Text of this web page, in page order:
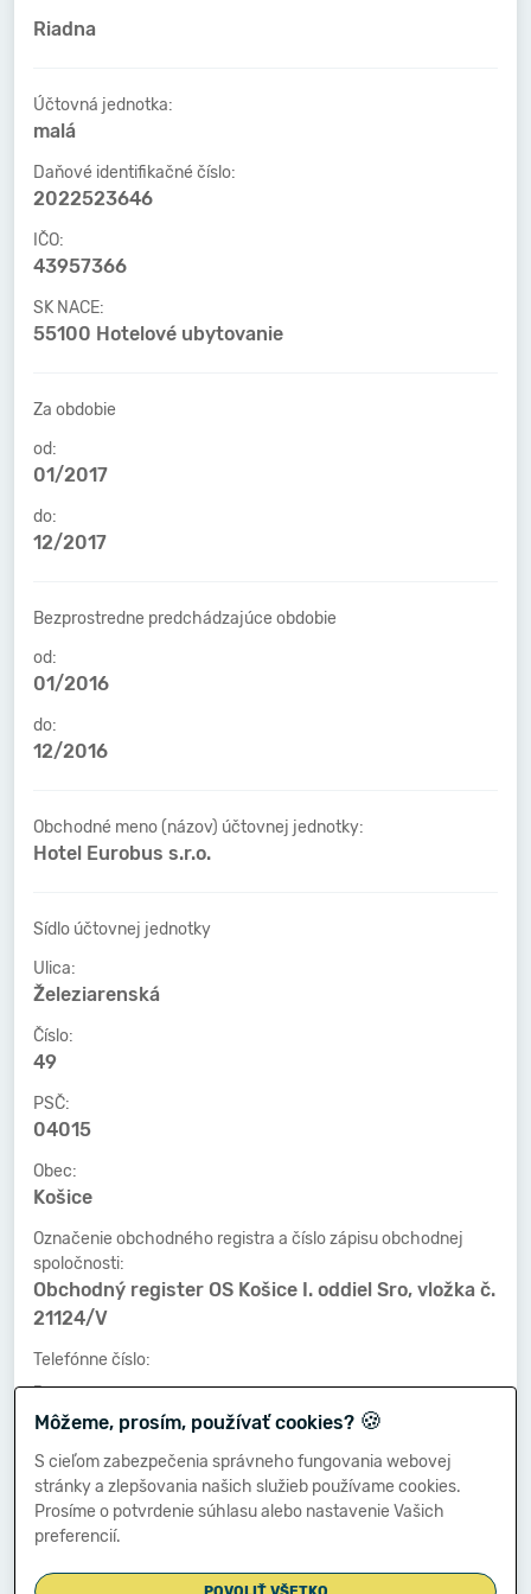
Riadna
Účtovná jednotka:
malá
Daňové identifikačné číslo:
2022523646
IČO:
43957366
SK NACE:
55100 Hotelové ubytovanie
Za obdobie
od:
01/2017
do:
12/2017
Bezprostredne predchádzajúce obdobie
od:
01/2016
do:
12/2016
Obchodné meno (názov) účtovnej jednotky:
Hotel Eurobus s.r.o.
Sídlo účtovnej jednotky
Ulica:
Železiarenská
Číslo:
49
PSČ:
04015
Obec:
Košice
Označenie obchodného registra a číslo zápisu obchodnej
spoločnosti:
Obchodný register OS Košice I. oddiel Sro, vložka č.
21124/V
Telefónne číslo:
-
Faxové číslo:
-
E-mailová adresa:
-
Môžeme, prosím, používať cookies? 🍪
S cieľom zabezpečenia správneho fungovania webovej
stránky a zlepšovania našich služieb používame cookies.
Prosíme o potvrdenie súhlasu alebo nastavenie Vašich
preferencií.